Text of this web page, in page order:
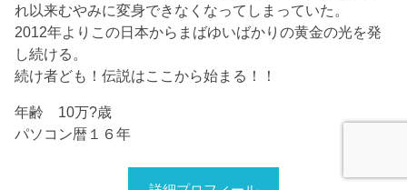
れ以来むやみに変身できなくなってしまっていた。
2012年よりこの日本からまばゆいばかりの黄金の光を発
し続ける。
続け者ども！伝説はここから始まる！！
年齢 10万?歳
パソコン暦１６年